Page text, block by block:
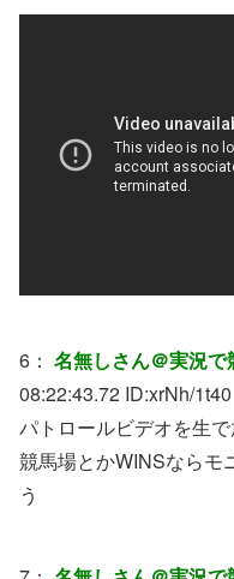
6： 名無しさん＠実況で
08:22:43.72 ID:xrNh/1t40
パトロールビデオを生
競馬場とかWINSならモ
う